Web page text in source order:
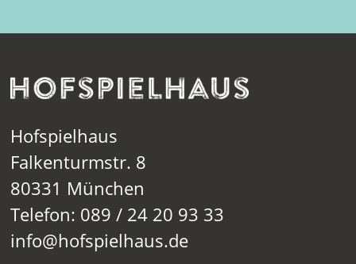
Hofspielhaus
Falkenturmstr. 8
80331 München
Telefon: 089 / 24 20 93 33
info@hofspielhaus.de